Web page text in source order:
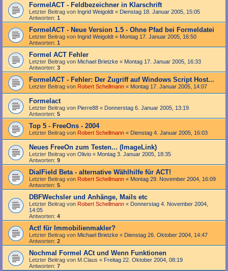
FormelACT - Feldbezeichner in Klarschrift
Letzter Beitrag von Ingrid Weigoldt « Dienstag 18. Januar 2005, 15:05
Antworten: 1
FormelACT - Neue Version 1.5 - Ohne Pfad bei Formeldatei
Letzter Beitrag von Ingrid Weigoldt « Montag 17. Januar 2005, 16:50
Antworten: 1
Formel ACT Fehler
Letzter Beitrag von Michael Brietzke « Montag 17. Januar 2005, 16:33
Antworten: 3
FormelACT - Fehler: Der Zugriff auf Windows Script Host...
Letzter Beitrag von Robert Schellmann « Montag 17. Januar 2005, 14:07
Formelact
Letzter Beitrag von Pierre88 « Donnerstag 6. Januar 2005, 13:19
Antworten: 5
Top 5 - FreeOns - 2004
Letzter Beitrag von Robert Schellmann « Dienstag 4. Januar 2005, 16:03
Neues FreeOn zum Testen... (ImageLink)
Letzter Beitrag von Olivio « Montag 3. Januar 2005, 18:35
Antworten: 9
DialField Beta - alternative Wählhilfe für ACT!
Letzter Beitrag von Robert Schellmann « Montag 29. November 2004, 16:09
Antworten: 5
DBFWechsler und Anhänge, Mails etc
Letzter Beitrag von Robert Schellmann « Donnerstag 4. November 2004,
14:05
Antworten: 4
Act! für Immobilienmakler?
Letzter Beitrag von Michael Brietzke « Dienstag 26. Oktober 2004, 14:47
Antworten: 2
Nochmal Formel ACt und Wenn Funktionen
Letzter Beitrag von M.Claus « Freitag 22. Oktober 2004, 08:19
Antworten: 7